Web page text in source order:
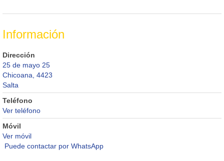
Información
Dirección
25 de mayo 25
Chicoana, 4423
Salta
Teléfono
Ver teléfono
Móvil
Ver móvil
Puede contactar por WhatsApp